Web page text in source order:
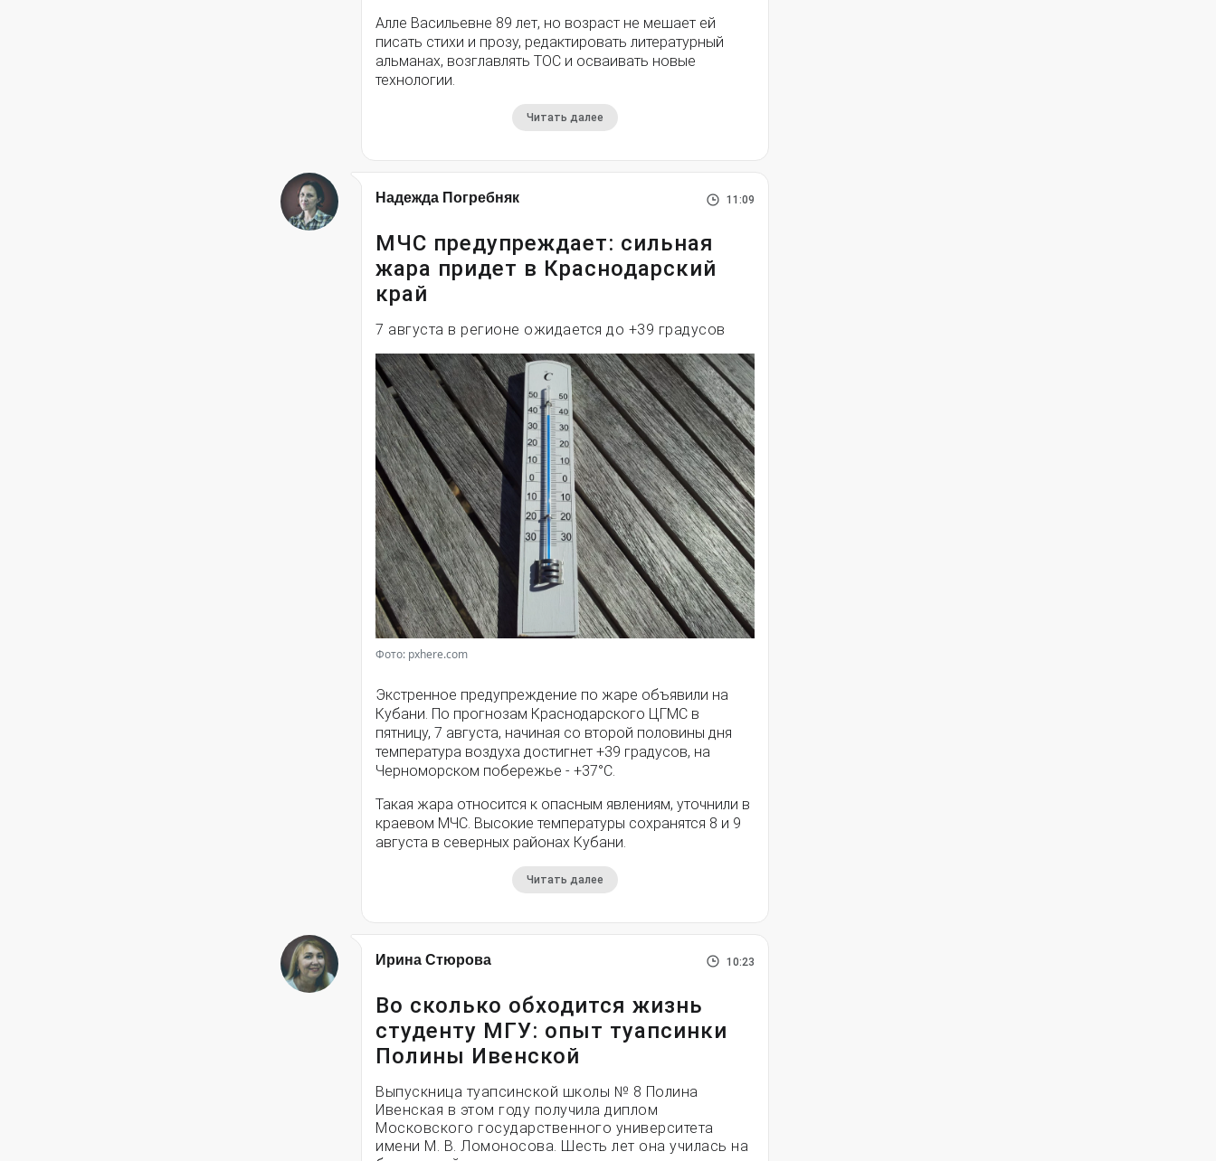
Алле Васильевне 89 лет, но возраст не мешает ей
писать стихи и прозу, редактировать литературный
альманах, возглавлять ТОС и осваивать новые
технологии.
Читать далее
Надежда Погребняк 11:09
МЧС предупреждает: сильная
жара придет в Краснодарский
край
7 августа в регионе ожидается до +39 градусов
Фото: pxhere.com
Экстренное предупреждение по жаре объявили на
Кубани. По прогнозам Краснодарского ЦГМС в
пятницу, 7 августа, начиная со второй половины дня
температура воздуха достигнет +39 градусов, на
Черноморском побережье - +37°­С.
Такая жара относится к опасным явлениям, уточнили в
краевом МЧС. Высокие температуры сохранятся 8 и 9
августа в северных районах Кубани.
Читать далее
Ирина Стюрова 10:23
Во сколько обходится жизнь
студенту МГУ: опыт туапсинки
Полины Ивенской
Выпускница туапсинской школы № 8 Полина
Ивенская в этом году получила диплом
Московского государственного университета
имени М. В. Ломоносова. Шесть лет она училась на